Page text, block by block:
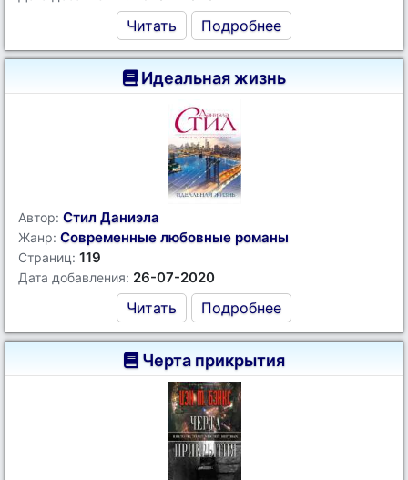
Читать Подробнее
Идеальная жизнь
Автор: Стил Даниэла
Жанр: Современные любовные романы
Страниц: 119
Дата добавления: 26-07-2020
Читать Подробнее
Черта прикрытия